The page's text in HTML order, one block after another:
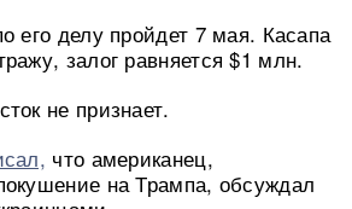
его делу пройдет 7 мая. Касапа
залог равняется $1 млн.
не признает.
что американец,
на Трампа, обсуждал